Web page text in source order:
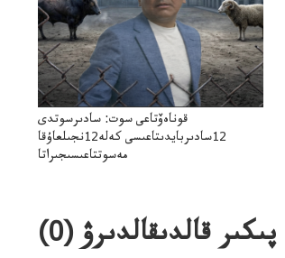
قوناەۆتاعى سوت: سادىرسوتدى
12سادىربايدىتاعىسى كەلە12نجىلعاۇقا
مەسوتتاعىسىجىراتا
پىكىر قالدىقالدىرۋ (0
)